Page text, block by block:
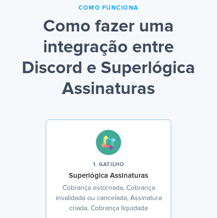
COMO FUNCIONA
Como fazer uma
integração entre
Discord e Superlógica
Assinaturas
1. GATILHO
Superlógica Assinaturas
Cobrança estornada, Cobrança
invalidada ou cancelada, Assinatura
criada, Cobrança liquidada